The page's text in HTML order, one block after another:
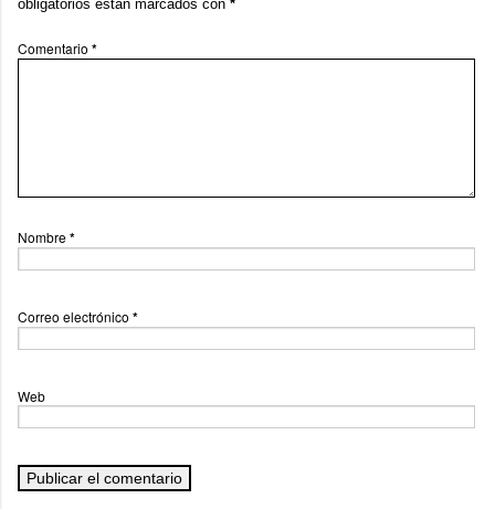
obligatorios están marcados con *
Comentario *
Nombre*
Correo electrónico *
Web